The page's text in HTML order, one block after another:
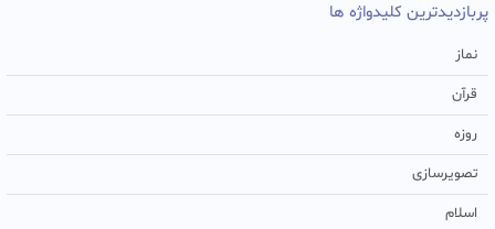
پربازدیدترین کلیدواژه ها
نماز
قرآن
روزه
تصویرسازی
اسلام